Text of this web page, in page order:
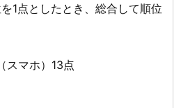
1点としたとき、総合して順位
スマホ）13点